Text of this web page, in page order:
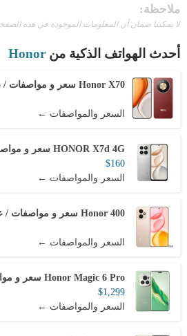
ملاحظة:
لا يمكننا ضمان أن المعلومات الموجودة في هذه الصفحة
أحدث الهواتف الذكية من Honor
Honor X70 سعر و مواصفات / عيوب و مميزات
السعر والمواصفات ←
HONOR X7d 4G سعر و مواصفات / عيوب و مميزات
$160
السعر والمواصفات ←
Honor 400 سعر و مواصفات / عيوب و مميزات
السعر والمواصفات ←
Honor Magic 6 Pro سعر و مواصفات / عيوب و مميزات
$1,299
السعر والمواصفات ←